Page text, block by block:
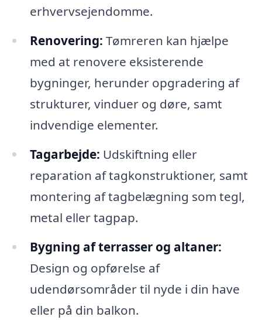
erhvervsejendomme.
Renovering: Tømreren kan hjælpe
med at renovere eksisterende
bygninger, herunder opgradering af
strukturer, vinduer og døre, samt
indvendige elementer.
Tagarbejde: Udskiftning eller
reparation af tagkonstruktioner, samt
montering af tagbelægning som tegl,
metal eller tagpap.
Bygning af terrasser og altaner:
Design og opførelse af
udendørsområder til nyde i din have
eller på din balkon.